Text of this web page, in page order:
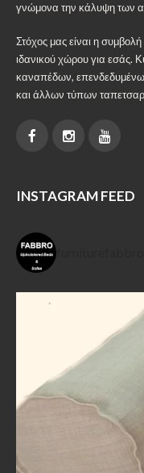
γνώμονα την κάλυψη των
Στόχος μας είναι η
ιδανικού χώρου για εσάς.
καναπέδων,
και άλλων τύπων
INSTAGRAM FEED